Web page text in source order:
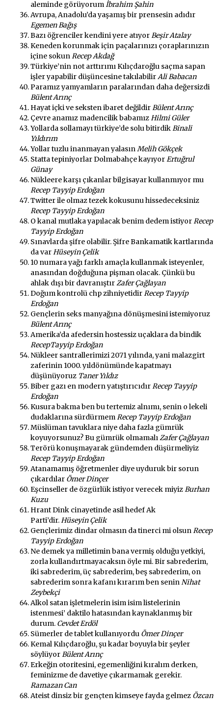
aleminde görüyorumİbrahim Şahin
Avrupa, Anadolu’da yaşamış bir prensesin adıdır
Egemen Bağış
Bazı öğrenciler kendini yere atıyorBeşir Atalay
Keneden korunmak için paçalarınızı çoraplarınızın
içine sokunRecep Akdağ
Türkiye’nin not arttırımı Kılıçdaroğlu saçma sapan
işler yapabilir düşüncesine takılabilirAli Babacan
Paramız yamyamların paralarından daha değersizdi
Bülent Arınç
Hayat içki ve seksten ibaret değildirBülent Arınç
Çevre anamız madencilik babamızHilmi Güler
Yollarda sollamayı türkiye’de solu bitirdikBinali
Yıldırım
Yollar tuzlu inanmayan yalasınMelih Gökçek
Statta tepiniyorlar Dolmabahçe kayıyorErtuğrul
Günay
Nükleere karşı çıkanlar bilgisayar kullanmıyor mu
Recep Tayyip Erdoğan
Twitter ile olmaz tezek kokusunu hissedeceksiniz
Recep Tayyip Erdoğan
O kanal mutlaka yapılacak benim dedem istiyorRecep
Tayyip Erdoğan
Sınavlarda şifre olabilir. Şifre Bankamatik kartlarında
da varHüseyin Çelik
10 numara yağı farklı amaçla kullanmak isteyenler,
anasından doğduğuna pişman olacak. Çünkü bu
ahlak dışı bir davranıştırZafer Çağlayan
Doğum kontrolü chp zihniyetidirRecep Tayyip
Erdoğan
Gençlerin seks manyağına dönüşmesini istemiyoruz
Bülent Arınç
Amerika’da afedersin hostessiz uçaklara da bindik
RecepTayyip Erdoğan
Nükleer santrallerimizi 2071 yılında, yani malazgirt
zaferinin 1000. yıldönümünde kapatmayı
düşünüyoruz Taner Yıldız
Biber gazı en modern yatıştırıcıdırRecep Tayyip
Erdoğan
Kusura bakma ben bu tertemiz alnımı, senin o lekeli
dudaklarına sürdürmemRecep Tayyip Erdoğan
Müslüman tavuklara niye daha fazla gümrük
koyuyorsunuz? Bu gümrük olmamalıZafer Çağlayan
Terörü konuşmayarak gündemden düşürmeliyiz
Recep Tayyip Erdoğan
Atanamamış öğretmenler diye uyduruk bir sorun
çıkardılar Ömer Dinçer
Eşcinseller de özgürlük istiyor verecek miyizBurhan
Kuzu
Hrant Dink cinayetinde asil hedef Ak
Parti’dir.Hüseyin Çelik
Gençlerimiz dindar olmasın da tinerci mi olsunRecep
Tayyip Erdoğan
Ne demek ya milletimin bana vermiş olduğu yetkiyi,
zorla kullandırtmayacaksın öyle mi. Bir sabrederim,
iki sabrederim, üç sabrederim, beş sabrederim, on
sabrederim sonra kafanı kırarım ben seninNihat
Zeybekçi
Alkol satan işletmelerin isim isim listelerinin
istenmesi’ daktilo hatasından kaynaklanmış bir
durum. Cevdet Erdöl
Sümerler de tablet kullanıyordu Ömer Dinçer
Kemal Kılıçdaroğlu, şu kadar boyuyla bir şeyler
söylüyorBülent Arınç
Erkeğin otoritesini, egemenliğini kıralım derken,
feminizme de davetiye çıkarmamak gerekir.
Ramazan Can
Ateist dinsiz bir gençten kimseye fayda gelmez Özcan